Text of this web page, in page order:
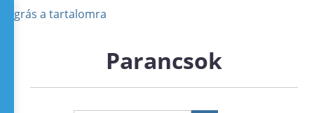
Ugrás a tartalomra
Parancsok